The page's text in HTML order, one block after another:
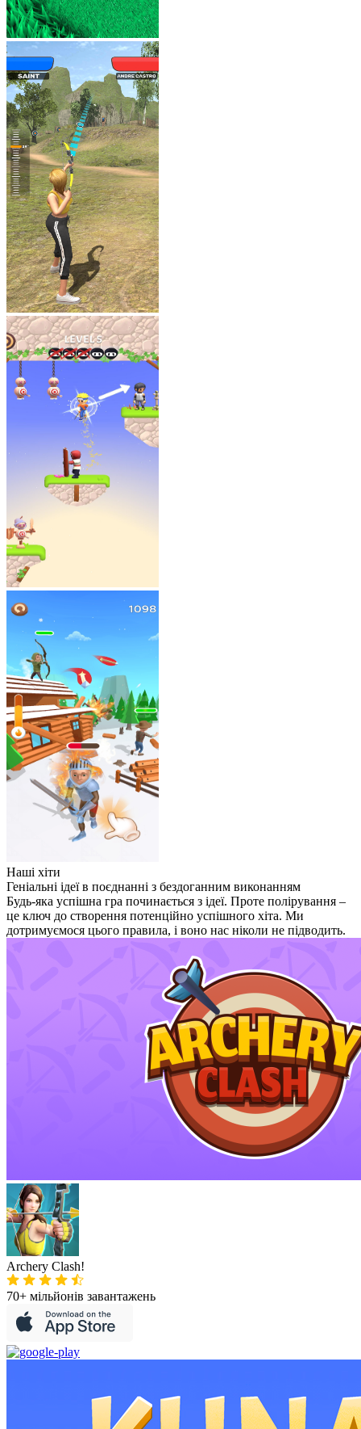
Наші хіти
Геніальні ідеї в поєднанні з бездоганним виконанням
Будь-яка успішна гра починається з ідеї. Проте полірування –
це ключ до створення потенційно успішного хіта. Ми
дотримуємося цього правила, і воно нас ніколи не підводить.
Archery Clash!
70+ мільйонів завантажень